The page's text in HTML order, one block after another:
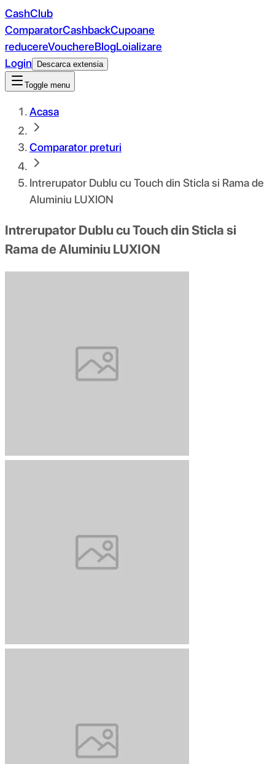
CashClub
ComparatorCashbackCupoane
reducereVouchereBlogLoializare
Login
Descarca extensia
Toggle menu
Acasa
Comparator preturi
Intrerupator Dublu cu Touch din Sticla si Rama de
Aluminiu LUXION
Intrerupator Dublu cu Touch din Sticla si
Rama de Aluminiu LUXION